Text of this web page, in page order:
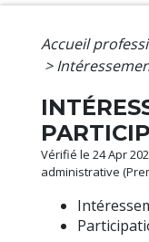
Accueil
>
Vérifié le 24 Apr
administrative